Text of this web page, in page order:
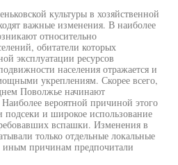
культуры в хозяйственной
важные изменения. В наиболее
относительно
обитатели которых
эксплуатации ресурсов
населения отражается и
укреплениям. Скорее всего,
Поволжье начинают
вероятной причиной этого
подсеки и широкое использование
вспашки. Изменения в
только отдельные локальные
причинам предпочитали